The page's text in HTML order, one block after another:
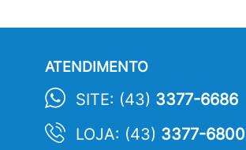
ATENDIMENTO
SITE: (43) 3377-6686
LOJA: (43) 3377-6800